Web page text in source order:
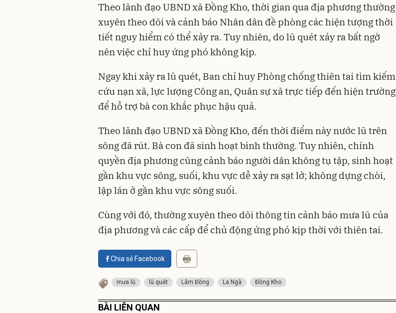
Theo lãnh đạo UBND xã Đồng Kho, thời gian qua địa phương thường
xuyên theo dõi và cảnh báo Nhân dân đề phòng các hiện tượng thời
tiết nguy hiểm có thể xảy ra. Tuy nhiên, do lũ quét xảy ra bất ngờ
nên việc chỉ huy ứng phó không kịp.
Ngay khi xảy ra lũ quét, Ban chỉ huy Phòng chống thiên tai tìm kiếm
cứu nạn xã, lực lượng Công an, Quân sự xã trực tiếp đến hiện trường
để hỗ trợ bà con khắc phục hậu quả.
Theo lãnh đạo UBND xã Đồng Kho, đến thời điểm này nước lũ trên
sông đã rút. Bà con đã sinh hoạt bình thường. Tuy nhiên, chính
quyền địa phương cũng cảnh báo người dân không tụ tập, sinh hoạt
gần khu vực sông, suối, khu vực dễ xảy ra sạt lở; không dựng chòi,
lập lán ở gần khu vực sông suối.
Cùng với đó, thường xuyên theo dõi thông tin cảnh báo mưa lũ của
địa phương và các cấp để chủ động ứng phó kịp thời với thiên tai.
Chia sẻ Facebook
mưa lũ lũ quét Lâm Đồng La Ngà Đồng Kho
BÀI LIÊN QUAN